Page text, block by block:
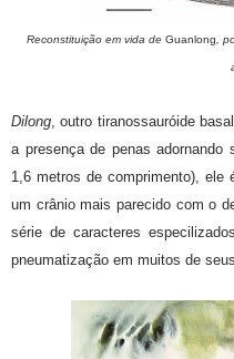
Reconstituição em vida de Guanlong ,
Dilong, outro tiranossauróide
a presença de penas adornando
1,6 metros de comprimento), ele
um crânio mais parecido com o
série de caracteres
pneumatização em muitos de